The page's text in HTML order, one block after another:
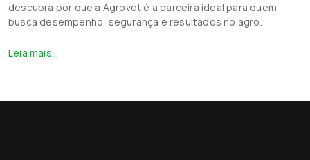
descubra por que a Agrovet é a parceira ideal para quem
busca desempenho, segurança e resultados no agro.
Leia mais...